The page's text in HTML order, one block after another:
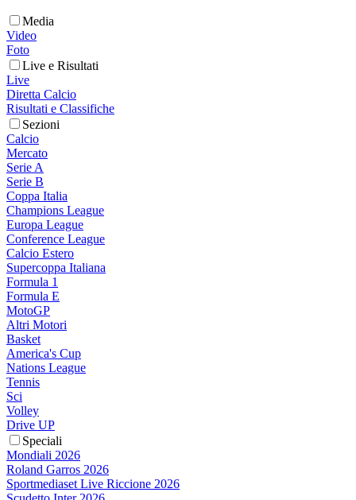
Media
Video
Foto
Live e Risultati
Live
Diretta Calcio
Risultati e Classifiche
Sezioni
Calcio
Mercato
Serie A
Serie B
Coppa Italia
Champions League
Europa League
Conference League
Calcio Estero
Supercoppa Italiana
Formula 1
Formula E
MotoGP
Altri Motori
Basket
America's Cup
Nations League
Tennis
Sci
Volley
Drive UP
Speciali
Mondiali 2026
Roland Garros 2026
Sportmediaset Live Riccione 2026